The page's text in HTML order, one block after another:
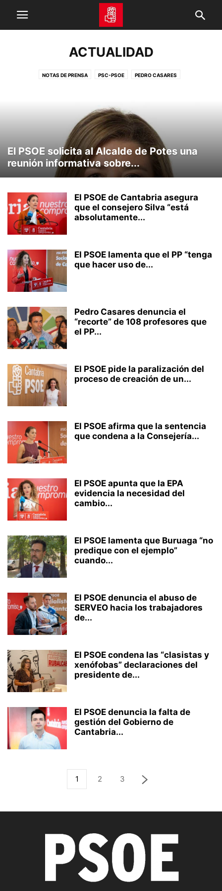
ACTUALIDAD
NOTAS DE PRENSA PSC-PSOE PEDRO CASARES
El PSOE solicita al Alcalde de Potes una
reunión informativa sobre...
El PSOE de Cantabria asegura
que el consejero Silva “está
absolutamente...
El PSOE lamenta que el PP “tenga
que hacer uso de...
Pedro Casares denuncia el
“recorte” de 108 profesores que
el PP...
El PSOE pide la paralización del
proceso de creación de un...
El PSOE afirma que la sentencia
que condena a la Consejería...
El PSOE apunta que la EPA
evidencia la necesidad del
cambio...
El PSOE lamenta que Buruaga “no
predique con el ejemplo”
cuando...
El PSOE denuncia el abuso de
SERVEO hacia los trabajadores
de...
El PSOE condena las “clasistas y
xenófobas” declaraciones del
presidente de...
El PSOE denuncia la falta de
gestión del Gobierno de
Cantabria...
1 2 3